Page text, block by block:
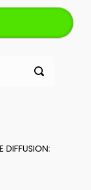
DIFFUSION: